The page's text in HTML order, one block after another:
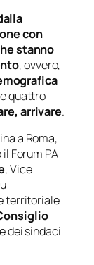
con
stanno
, ovvero,
quattro
arrivare.
a Roma,
Forum PA
, Vice
territoriale
dei sindaci